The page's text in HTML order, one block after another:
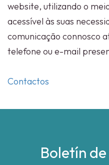
website, utilizando o
acessível às suas
comunicação connosco
telefone ou e-mail
Contactos
Boletín